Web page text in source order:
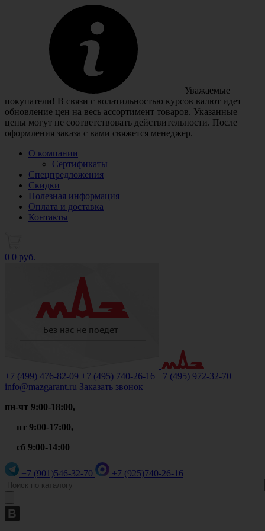
Уважаемые
покупатели! В связи с волатильностью курсов валют идет
обновление цен на весь ассортимент товаров. Указанные
цены могут не соответствовать действительности. После
оформления заказа с вами свяжется менеджер.
О компании
Сертификаты
Спецпредложения
Скидки
Полезная информация
Оплата и доставка
Контакты
0 0 руб.
+7 (499) 476-82-09 +7 (495) 740-26-16 +7 (495) 972-32-70
info@mazgarant.ru Заказать звонок
пн-чт 9:00-18:00,
пт 9:00-17:00,
сб 9:00-14:00
+7 (901)546-32-70 +7 (925)740-26-16